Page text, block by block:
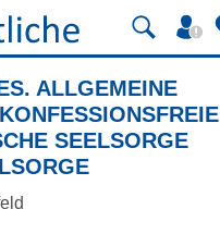
ALLGEMEINE
SEELSORGE